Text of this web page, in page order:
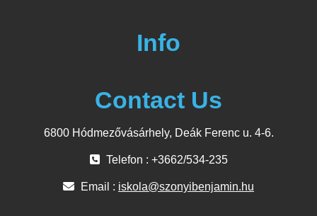
Info
Contact Us
6800 Hódmezővásárhely, Deák Ferenc u. 4-6.
Telefon : +3662/534-235
Email : iskola@szonyibenjamin.hu